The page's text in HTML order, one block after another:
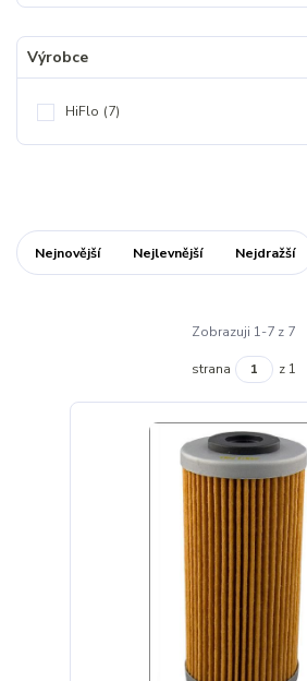
Výrobce
HiFlo (7)
Nejnovější Nejlevnější Nejdražší
Zobrazuji 1-7 z 7
strana z 1